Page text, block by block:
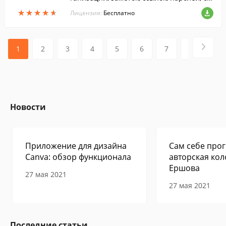
★★★★★
★★★★★
бытий. Удобный планировщик задач с н
апоминанием, быстрый поиск по базе и
Лицензия: Бесплатно
1 2 3 4 5 6 7
Новости
Приложение для дизайна
Canva: обзор функционала
27 мая 2021
Сам себе
авторская
Ершова
27 мая 2021